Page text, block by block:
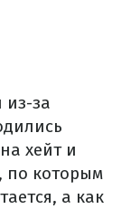
из-за
хейт и
по которым
а как